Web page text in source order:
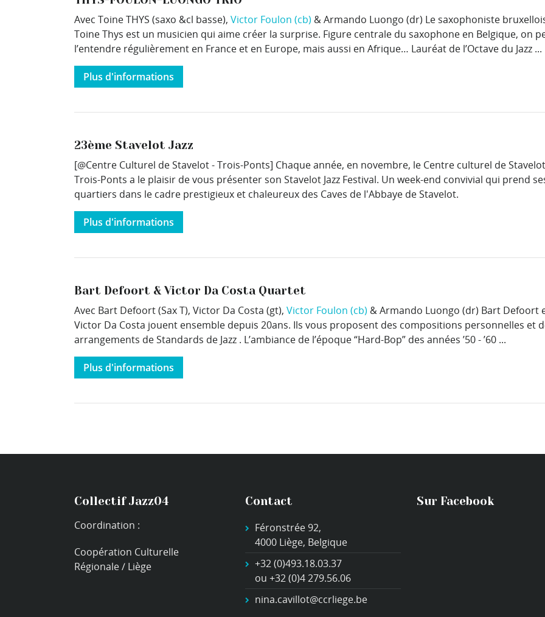
Avec Toine THYS (saxo &cl basse), Victor Foulon (cb) & Armando Luongo (dr) Le saxophoniste
Toine Thys est un musicien qui aime créer la surprise. Figure centrale du saxophone en Belgique, on
l’entendre régulièrement en France et en Europe, mais aussi en Afrique… Lauréat de l’Octave du Jazz ...
Plus d'informations
23ème Stavelot Jazz
[@Centre Culturel de Stavelot - Trois-Ponts] Chaque année, en novembre, le Centre culturel de
Trois-Ponts a le plaisir de vous présenter son Stavelot Jazz Festival. Un week-end convivial qui prend
quartiers dans le cadre prestigieux et chaleureux des Caves de l'Abbaye de Stavelot.
Plus d'informations
Bart Defoort & Victor Da Costa Quartet
Avec Bart Defoort (Sax T), Victor Da Costa (gt), Victor Foulon (cb) & Armando Luongo (dr) Bart Defoort
Victor Da Costa jouent ensemble depuis 20ans. Ils vous proposent des compositions personnelles et
arrangements de Standards de Jazz . L’ambiance de l’époque “Hard-Bop” des années ’50 - ’60 ...
Plus d'informations
Collectif Jazz04
Coordination :
Coopération Culturelle
Régionale / Liège
Contact
Féronstrée 92,
4000 Liège, Belgique
+32 (0)493.18.03.37
ou +32 (0)4 279.56.06
nina.cavillot@ccrliege.be
Sur Facebook